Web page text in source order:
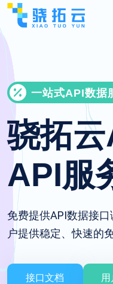
一站式API数据
骁拓
API服
免费提供API数据接
户提供稳定、快速的
接口文档 用